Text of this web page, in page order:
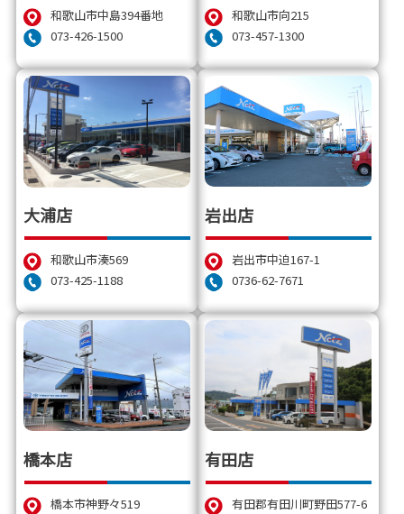
和歌山市中島394番地
073-426-1500
和歌山市向215
073-457-1300
大浦店
和歌山市湊569
073-425-1188
岩出店
岩出市中迫167-1
0736-62-7671
橋本店
橋本市神野々519
有田店
有田郡有田川町野田577-6